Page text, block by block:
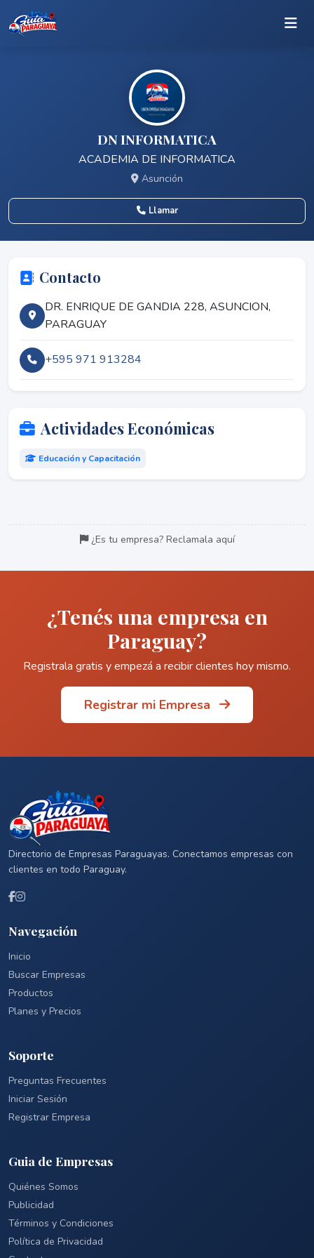
DN INFORMATICA
ACADEMIA DE INFORMATICA
Asunción
Llamar
Contacto
DR. ENRIQUE DE GANDIA 228, ASUNCION,
PARAGUAY
+595 971 913284
Actividades Económicas
Educación y Capacitación
¿Es tu empresa? Reclamala aquí
¿Tenés una empresa en
Paraguay?
Registrala gratis y empezá a recibir clientes hoy mismo.
Registrar mi Empresa
Directorio de Empresas Paraguayas. Conectamos empresas con
clientes en todo Paraguay.
Navegación
Inicio
Buscar Empresas
Productos
Planes y Precios
Soporte
Preguntas Frecuentes
Iniciar Sesión
Registrar Empresa
Guia de Empresas
Quiénes Somos
Publicidad
Términos y Condiciones
Política de Privacidad